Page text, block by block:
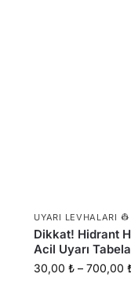
UYARI LEVHALARI 👷
Dikkat! Hidrant
Acil Uyarı
30,00₺ –700,00